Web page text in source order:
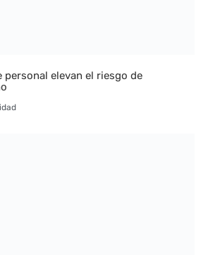
personal elevan el riesgo de